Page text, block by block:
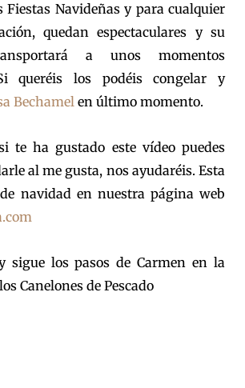
Fiestas Navideñas y para cualquier
quedan espectaculares y su
a unos momentos
queréis los podéis congelar y
Bechamel en último momento.
te ha gustado este vídeo puedes
al me gusta, nos ayudaréis. Esta
navidad en nuestra página web
sigue los pasos de Carmen en la
Canelones de Pescado